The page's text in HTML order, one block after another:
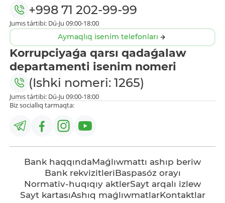
+998 71 202-99-99
Jumıs tártibi: Dú-Ju 09:00-18:00
Aymaqlıq isenim telefonları
Korrupciyaǵa qarsı qadaǵalaw
departamenti isenim nomeri
(Ishki nomeri: 1265)
Jumıs tártibi: Dú-Ju 09:00-18:00
Biz sociallıq tarmaqta:
Bank haqqındaMaǵlıwmattı ashıp beriw
Bank rekvizitleriBaspasóz orayı
Normativ-huqıqıy aktlerSayt arqalı izlew
Sayt kartasıAshıq maǵlıwmatlarKontaktlar